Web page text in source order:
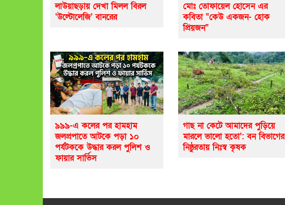
লাউয়াছড়ায় দেখা মিলল বিরল
‘উল্টোলেজি’ বানরের
মোঃ তোফায়েল হোসেন এর
কবিতা “কেউ একজন- হোক
প্রিয়জন”
৯৯৯-এ কলের পর হামহাম
জলপ্রপাতে আটকে পড়া ১০
পর্যটককে উদ্ধার করল পুলিশ ও
ফায়ার সার্ভিস
গাছ না কেটে আমাদের পুড়িয়ে
মারলে ভালো হতো’: বন বিভাগের
নিষ্ঠুরতায় নিঃস্ব কৃষক